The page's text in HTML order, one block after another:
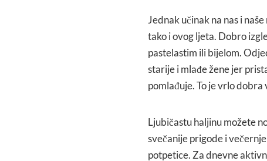
Jednak učinak na nas i
tako i ovog ljeta. Dobro
pastelastim ili bijelom.
starije i mlađe žene jer
pomlađuje. To je vrlo
Ljubičastu haljinu možete
svečanije prigode i
potpetice. Za dnevne